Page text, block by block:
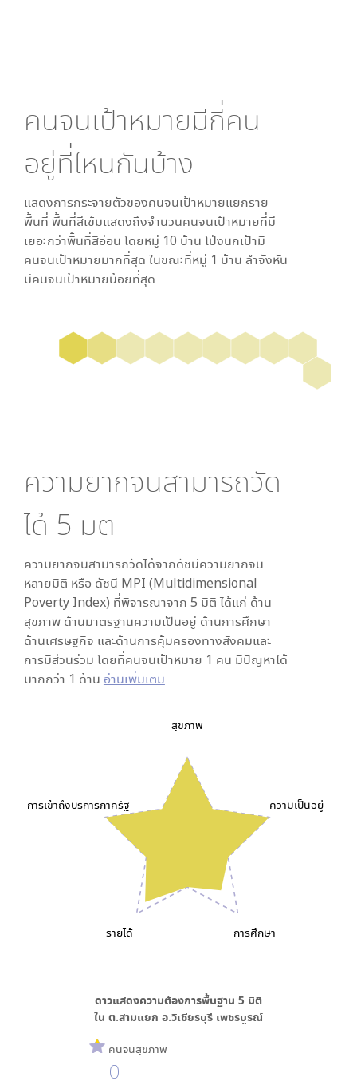
คนจนเป้าหมายมีกี่คน
อยู่ที่ไหนกันบ้าง
แสดงการกระจายตัวของคนจนเป้าหมายแยกราย
พื้นที่ พื้นที่สีเข้มแสดงถึงจำนวนคนจนเป้าหมายที่มี
เยอะกว่าพื้นที่สีอ่อน โดยหมู่ 10 บ้าน โป่งนกเป้ามี
คนจนเป้าหมายมากที่สุด ในขณะที่หมู่ 1 บ้าน ลำจังหัน
มีคนจนเป้าหมายน้อยที่สุด
ความยากจนสามารถวัด
ได้ 5 มิติ
ความยากจนสามารถวัดได้จากดัชนีความยากจน
หลายมิติ หรือ ดัชนี MPI (Multidimensional
Poverty Index) ที่พิจารณาจาก 5 มิติ ได้แก่ ด้าน
สุขภาพ ด้านมาตรฐานความเป็นอยู่ ด้านการศึกษา
ด้านเศรษฐกิจ และด้านการคุ้มครองทางสังคมและ
การมีส่วนร่วม โดยที่คนจนเป้าหมาย 1 คน มีปัญหาได้
มากกว่า 1 ด้าน อ่านเพิ่มเติม
สุขภาพ
ความเป็นอยู่
การศึกษา
รายได้
การเข้าถึงบริการภาครัฐ
ดาวแสดงความต้องการพื้นฐาน 5 มิติ
ใน ต.สามแยก อ.วิเชียรบุรี เพชรบูรณ์
คนจนสุขภาพ
0